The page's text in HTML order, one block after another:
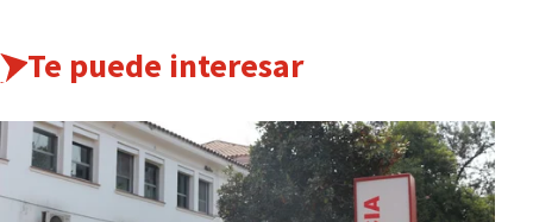
Te puede interesar